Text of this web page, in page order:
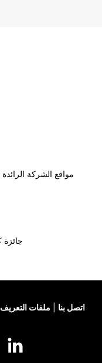
مواقع الشركة
جائزة كاياك 2020
ملفات اتصل بنا